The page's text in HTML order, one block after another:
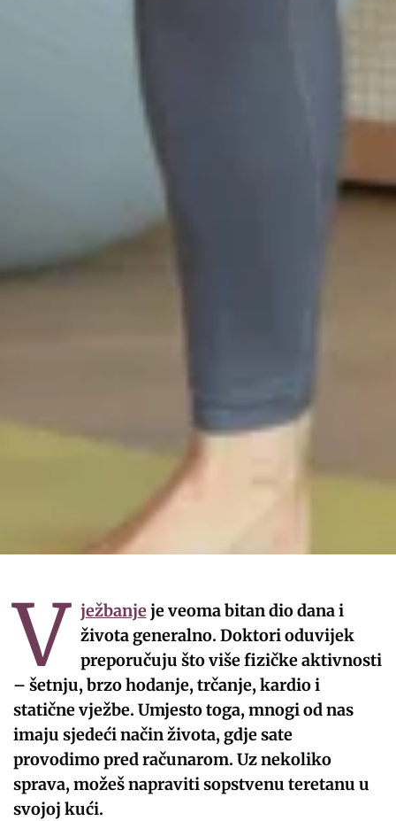
V ježbanjeje veoma bitan dio dana i
života generalno. Doktori oduvijek
preporučuju što više fizičke aktivnosti
– šetnju, brzo hodanje, trčanje, kardio i
statične vježbe. Umjesto toga, mnogi od nas
imaju sjedeći način života, gdje sate
provodimo pred računarom. Uz nekoliko
sprava, možeš napraviti sopstvenu teretanu u
svojoj kući.